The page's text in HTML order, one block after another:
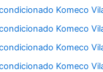
Komeco
Komeco
Komeco
Komeco